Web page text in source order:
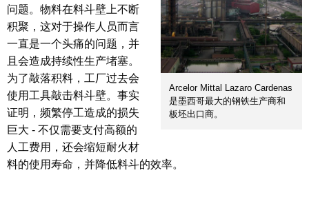
Arcelor Mittal Lazaro Cardenas
是墨西哥最大的钢铁生产商和
板坯出口商。
问题。物料在料斗壁上不断
积聚，这对于操作人员而言
一直是一个头痛的问题，并
且会造成持续性生产堵塞。
为了敲落积料，工厂过去会
使用工具敲击料斗壁。事实
证明，频繁停工造成的损失
巨大 - 不仅需要支付高额的
人工费用，还会缩短耐火材
料的使用寿命，并降低料斗的效率。